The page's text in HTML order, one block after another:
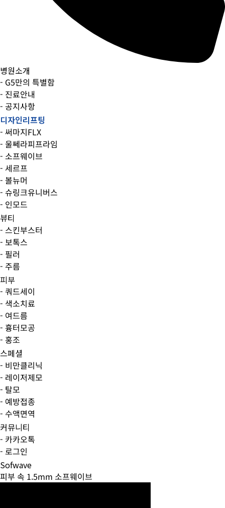
병원소개
- G5만의 특별함
- 진료안내
- 공지사항
디자인리프팅
- 써마지FLX
- 울쎄라피프라임
- 소프웨이브
- 세르프
- 볼뉴머
- 슈링크유니버스
- 인모드
뷰티
- 스킨부스터
- 보톡스
- 필러
- 주름
피부
- 쿼드세이
- 색소치료
- 여드름
- 흉터모공
- 홍조
스페셜
- 비만클리닉
- 레이저제모
- 탈모
- 예방접종
- 수액면역
커뮤니티
- 카카오톡
- 로그인
Sofwave
피부 속 1.5mm 소프웨이브